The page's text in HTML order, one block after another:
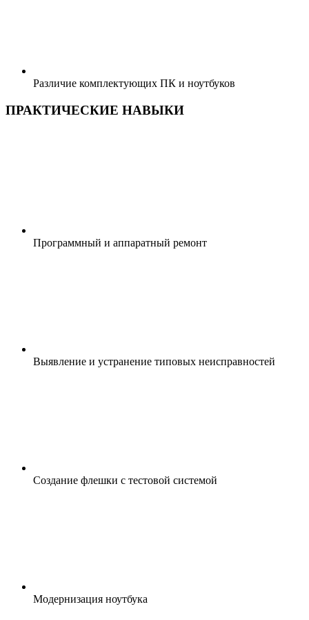
Различие комплектующих ПК и ноутбуков
ПРАКТИЧЕСКИЕ НАВЫКИ
Программный и аппаратный ремонт
Выявление и устранение типовых неисправностей
Создание флешки с тестовой системой
Модернизация ноутбука